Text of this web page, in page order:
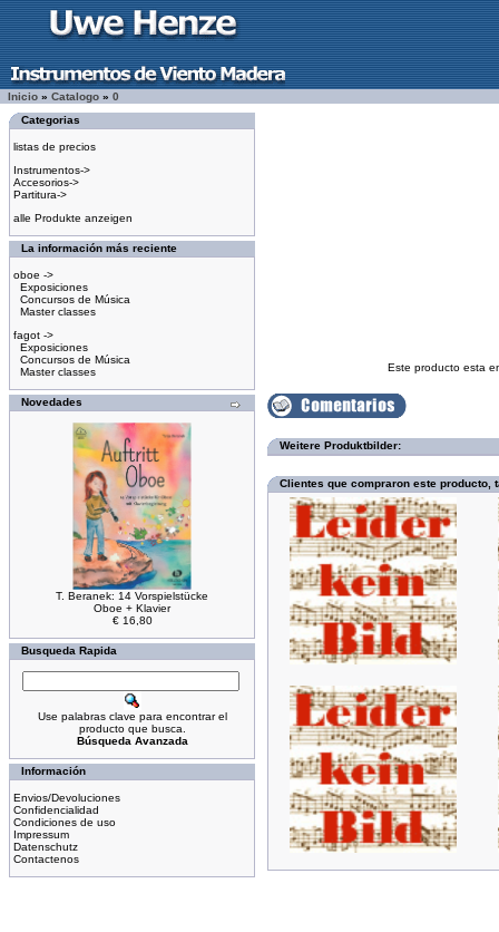
Inicio » Catalogo » 0
Categorias
listas de precios
Instrumentos->
Accesorios->
Partitura->
alle Produkte anzeigen
La información más reciente
oboe ->
Exposiciones
Concursos de Música
Master classes
fagot ->
Exposiciones
Concursos de Música
Master classes
Novedades
T. Beranek: 14 Vorspielstücke
Oboe + Klavier
€ 16,80
Busqueda Rapida
Use palabras clave para encontrar el
producto que busca.
Búsqueda Avanzada
Información
Envios/Devoluciones
Confidencialidad
Condiciones de uso
Impressum
Datenschutz
Contactenos
Este producto esta
Weitere Produktbilder:
Clientes que compraron este producto,